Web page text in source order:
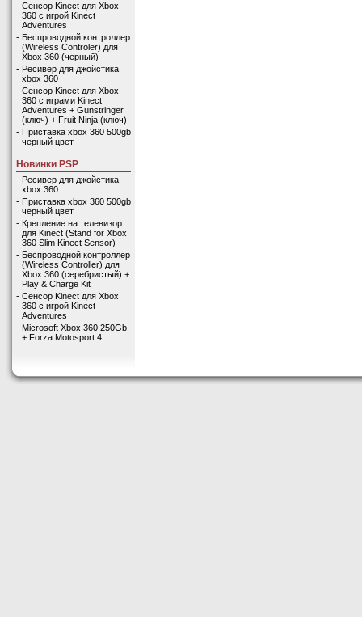
- Сенсор Kinect для Xbox
360 с игрой Kinect
Adventures
- Беспроводной контроллер
(Wireless Controler) для
Xbox 360 (черный)
- Ресивер для джойстика
xbox 360
- Сенсор Kinect для Xbox
360 с играми Kinect
Adventures + Gunstringer
(ключ) + Fruit Ninja (ключ)
- Приставка xbox 360 500gb
черный цвет
Новинки PSP
- Ресивер для джойстика
xbox 360
- Приставка xbox 360 500gb
черный цвет
- Крепление на телевизор
для Kinect (Stand for Xbox
360 Slim Kinect Sensor)
- Беспроводной контроллер
(Wireless Controller) для
Xbox 360 (серебристый) +
Play & Charge Kit
- Сенсор Kinect для Xbox
360 с игрой Kinect
Adventures
- Microsoft Xbox 360 250Gb
+ Forza Motosport 4